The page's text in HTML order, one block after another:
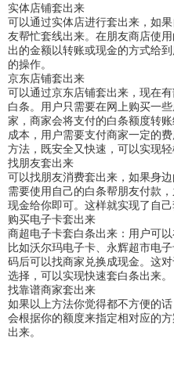
实体店铺套出来
可以通过实体店进行套出来，如
友帮忙套线出来。在朋友商店使
出的金额以转账或现金的方式给
的操作。
京东店铺套出来
可以通过京东店铺套出来，现在
白条。用户只需要在网上购买一
家，商家会将支付的白条额度转
成本，用户需要支付商家一定的
方法，既安全又快速，可以实现
找朋友套出来
可以找朋友消费套出来，如果身
需要使用自己的白条帮朋友付款
现金给你即可。这样就实现了自己
购买电子卡套出来
商超电子卡套白条出来：用户可
比如沃尔玛电子卡、永辉超市电
码后可以找商家兑换成现金。这
选择，可以实现快速套白条出来。
找靠谱商家套出来
如果以上方法你觉得都不方便的
会根据你的额度来指定相对应的
出来。